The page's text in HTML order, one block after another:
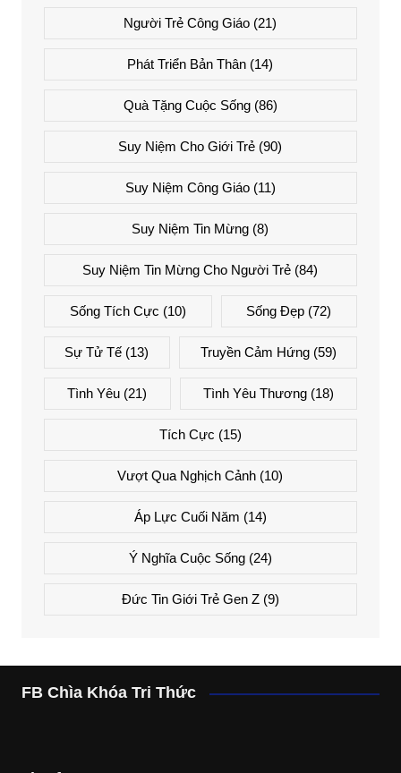
Người Trẻ Công Giáo (21)
Phát Triển Bản Thân (14)
Quà Tặng Cuộc Sống(86)
Suy Niệm Cho Giới Trẻ (90)
Suy Niệm Công Giáo(11)
Suy Niệm Tin Mừng (8)
Suy Niệm Tin Mừng Cho Người Trẻ (84)
Sống Tích Cực (10) Sống Đẹp (72)
Sự Tử Tế (13) Truyền Cảm Hứng(59)
Tình Yêu (21) Tình Yêu Thương(18)
Tích Cực (15)
Vượt Qua Nghịch Cảnh (10)
Áp Lực Cuối Năm (14)
Ý Nghĩa Cuộc Sống(24)
Đức Tin Giới Trẻ Gen Z(9)
FB Chìa Khóa Tri Thức